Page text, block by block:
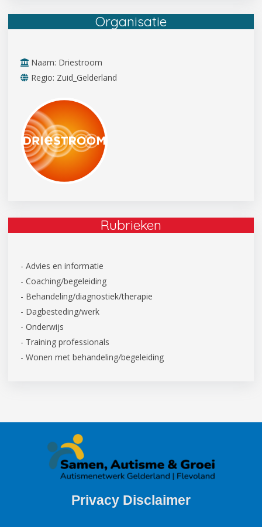
Organisatie
Naam: Driestroom
Regio: Zuid_Gelderland
Rubrieken
- Advies en informatie
- Coaching/begeleiding
- Behandeling/diagnostiek/therapie
- Dagbesteding/werk
- Onderwijs
- Training professionals
- Wonen met behandeling/begeleiding
Privacy Disclaimer